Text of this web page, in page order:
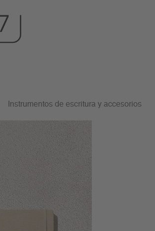
Instrumentos de escritura y accesorios
Libreta, Covered for Sunshine